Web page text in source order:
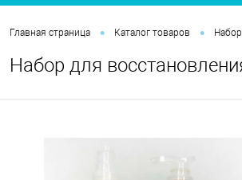
Главная страница • Каталог товаров •
Набор для